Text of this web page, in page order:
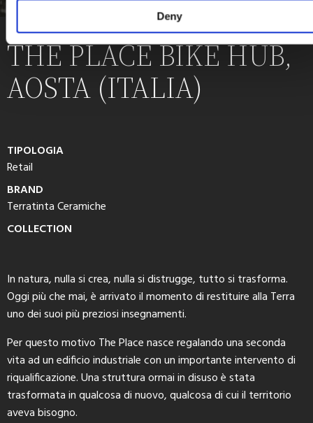
Deny
THE PLACE BIKE HUB,
AOSTA (ITALIA)
TIPOLOGIA
Retail
BRAND
Terratinta Ceramiche
COLLECTION
In natura, nulla si crea, nulla si distrugge, tutto si trasforma.
Oggi più che mai, è arrivato il momento di restituire alla Terra
uno dei suoi più preziosi insegnamenti.
Per questo motivo The Place nasce regalando una seconda
vita ad un edificio industriale con un importante intervento di
riqualificazione. Una struttura ormai in disuso è stata
trasformata in qualcosa di nuovo, qualcosa di cui il territorio
aveva bisogno.